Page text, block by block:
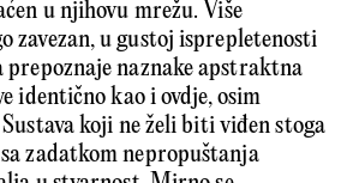
u njihovu mrežu. Više
zavezan, u gustoj isprepletenosti
prepoznaje naznake apstraktna
identično kao i ovdje, osim
koji ne želi biti viđen stoga
zadatkom nepropuštanja